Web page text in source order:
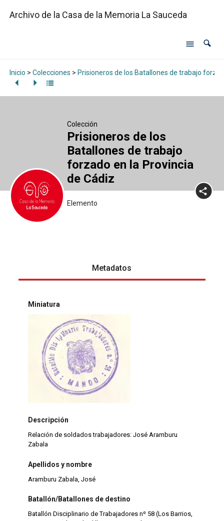
Archivo de la Casa de la Memoria La Sauceda
Inicio > Colecciones > Prisioneros de los Batallones de trabajo
Colección
Prisioneros de los
Batallones de trabajo
forzado en la Provincia
de Cádiz
Elemento
Metadatos
Miniatura
Descripción
Relación de soldados trabajadores: José Aramburu
Zabala
Apellidos y nombre
Aramburu Zabala, José
Batallón/Batallones de destino
Batallón Disciplinario de Trabajadores nº 58 (Los Barrios,